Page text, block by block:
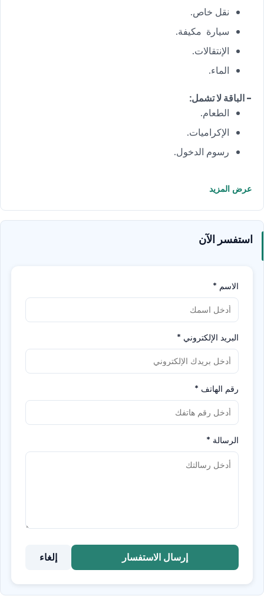
نقل خاص.
سيارة مكيفة.
الإنتقالات.
الماء.
- الباقة لا تشمل:
الطعام.
الإكراميات.
رسوم الدخول.
عرض المزيد
استفسر الآن
الاسم *
البريد الإلكتروني *
رقم الهاتف *
الرسالة *
إرسال الاستفسار إلغاء